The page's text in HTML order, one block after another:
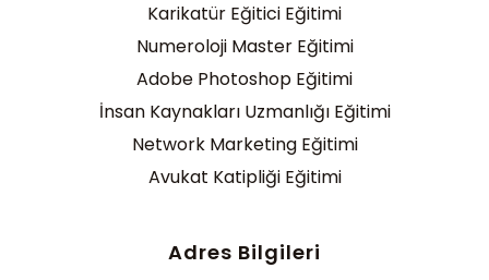
Karikatür Eğitici Eğitimi
Numeroloji Master Eğitimi
Adobe Photoshop Eğitimi
İnsan Kaynakları Uzmanlığı Eğitimi
Network Marketing Eğitimi
Avukat Katipliği Eğitimi
Adres Bilgileri